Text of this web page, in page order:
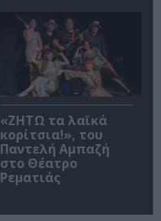
«ΖΗΤΩ τα λαϊκά
κορίτσια!», του
Παντελή Αμπαζή
στο Θέατρο
Ρεματιάς